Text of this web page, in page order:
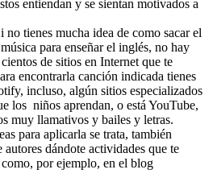
entiendan y se sientan motivados a
no tienes mucha idea de como sacar el
para enseñar el inglés, no hay
de sitios en Internet que te
encontrarla canción indicada tienes
incluso, algún sitios especializados
los niños aprendan, o está YouTube,
muy llamativos y bailes y letras.
para aplicarla se trata, también
autores dándote actividades que te
por ejemplo, en el blog